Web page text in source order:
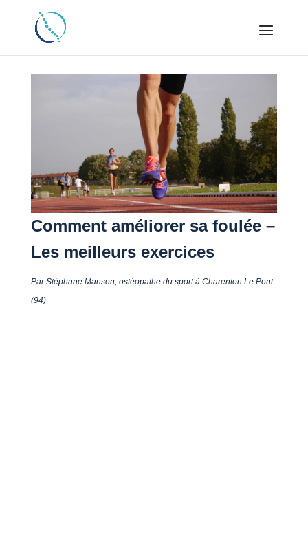
Comment améliorer sa foulée –
Les meilleurs exercices
Par Stéphane Manson, ostéopathe du sport à Charenton Le Pont
(94)